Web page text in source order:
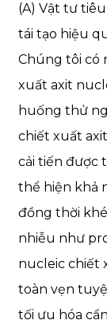
(A) Vật tư
tái tạo hiệu
Chúng tôi có
xuất axit
huống thử
chiết xuất
cải tiến được
thể hiện khả
đồng thời
nhiễu như
nucleic chiết
toàn vẹn
tối ưu hóa